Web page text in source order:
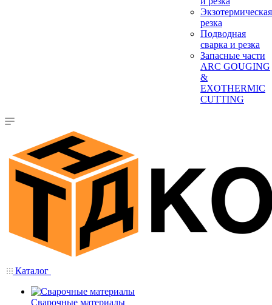
Экзотермическая
резка
Подводная
сварка и резка
Запасные части
ARC GOUGING
&
EXOTHERMIC
CUTTING
Каталог
Сварочные материалы